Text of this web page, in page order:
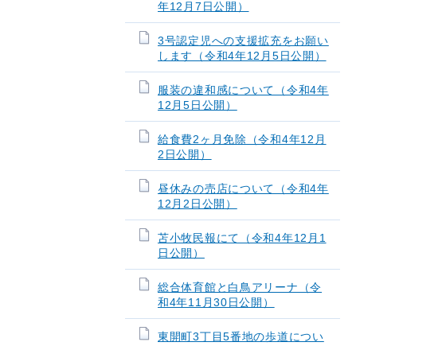
年12月7日公開）
3号認定児への支援拡充をお願い
します（令和4年12月5日公開）
服装の違和感について（令和4年
12月5日公開）
給食費2ヶ月免除（令和4年12月
2日公開）
昼休みの売店について（令和4年
12月2日公開）
苫小牧民報にて（令和4年12月1
日公開）
総合体育館と白鳥アリーナ（令
和4年11月30日公開）
東開町3丁目5番地の歩道につい